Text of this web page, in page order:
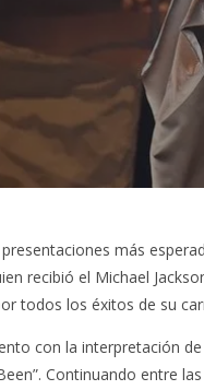
más
recibió el Michael
todos los éxitos de su
con la interpretación de
Continuando entre